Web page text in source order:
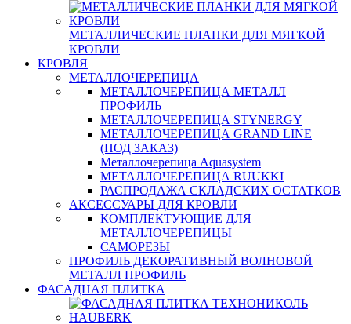
МЕТАЛЛИЧЕСКИЕ ПЛАНКИ ДЛЯ МЯГКОЙ
КРОВЛИ
КРОВЛЯ
МЕТАЛЛОЧЕРЕПИЦА
МЕТАЛЛОЧЕРЕПИЦА МЕТАЛЛ
ПРОФИЛЬ
МЕТАЛЛОЧЕРЕПИЦА STYNERGY
МЕТАЛЛОЧЕРЕПИЦА GRAND LINE
(ПОД ЗАКАЗ)
Металлочерепица Aquasystem
МЕТАЛЛОЧЕРЕПИЦА RUUKKI
РАСПРОДАЖА СКЛАДСКИХ ОСТАТКОВ
АКСЕССУАРЫ ДЛЯ КРОВЛИ
КОМПЛЕКТУЮЩИЕ ДЛЯ
МЕТАЛЛОЧЕРЕПИЦЫ
САМОРЕЗЫ
ПРОФИЛЬ ДЕКОРАТИВНЫЙ ВОЛНОВОЙ
МЕТАЛЛ ПРОФИЛЬ
ФАСАДНАЯ ПЛИТКА